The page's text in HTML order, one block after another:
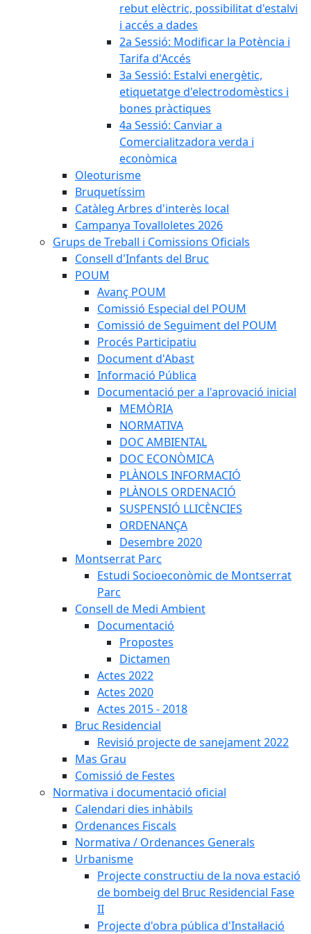
rebut elèctric, possibilitat d'estalvi
i accés a dades
2a Sessió: Modificar la Potència i
Tarifa d'Accés
3a Sessió: Estalvi energètic,
etiquetatge d'electrodomèstics i
bones pràctiques
4a Sessió: Canviar a
Comercialitzadora verda i
econòmica
Oleoturisme
Bruquetíssim
Catàleg Arbres d'interès local
Campanya Tovalloletes 2026
Grups de Treball i Comissions Oficials
Consell d'Infants del Bruc
POUM
Avanç POUM
Comissió Especial del POUM
Comissió de Seguiment del POUM
Procés Participatiu
Document d'Abast
Informació Pública
Documentació per a l'aprovació inicial
MEMÒRIA
NORMATIVA
DOC AMBIENTAL
DOC ECONÒMICA
PLÀNOLS INFORMACIÓ
PLÀNOLS ORDENACIÓ
SUSPENSIÓ LLICÈNCIES
ORDENANÇA
Desembre 2020
Montserrat Parc
Estudi Socioeconòmic de Montserrat
Parc
Consell de Medi Ambient
Documentació
Propostes
Dictamen
Actes 2022
Actes 2020
Actes 2015 - 2018
Bruc Residencial
Revisió projecte de sanejament 2022
Mas Grau
Comissió de Festes
Normativa i documentació oficial
Calendari dies inhàbils
Ordenances Fiscals
Normativa / Ordenances Generals
Urbanisme
Projecte constructiu de la nova estació
de bombeig del Bruc Residencial Fase
II
Projecte d'obra pública d'Instal·lació